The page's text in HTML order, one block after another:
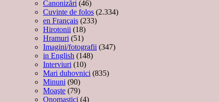
Canonizări (46)
Cuvinte de folos (2.334)
en Français (233)
Hirotonii (18)
Hramuri (51)
Imagini/fotografii (347)
in English (148)
Interviuri (10)
Mari duhovnici (835)
Minuni (90)
Moaşte (79)
Onomastici (4)